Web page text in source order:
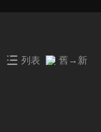
列表 舊→新